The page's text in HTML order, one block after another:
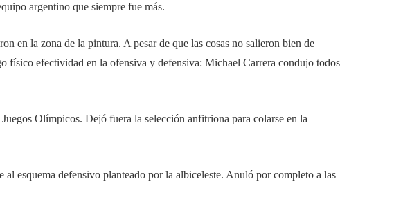
argentino que siempre fue más.
en la zona de la pintura. A pesar de que las cosas no salieron bien de
físico efectividad en la ofensiva y defensiva: Michael Carrera condujo todos
Olímpicos. Dejó fuera la selección anfitriona para colarse en la
esquema defensivo planteado por la albiceleste. Anuló por completo a las